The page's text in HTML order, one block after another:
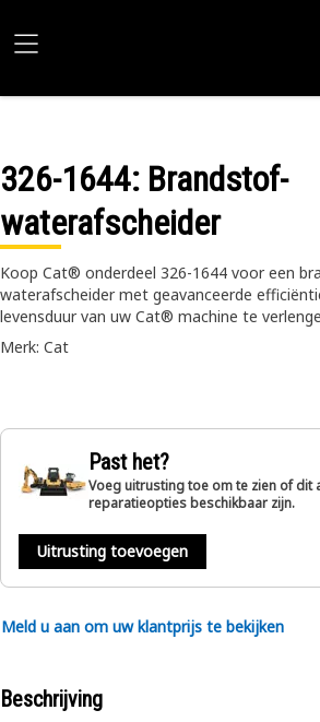
326-1644: Brandstof-
waterafscheider
Koop Cat® onderdeel 326-1644 voor een
waterafscheider met geavanceerde
levensduur van uw Cat® machine te
Merk: Cat
Past het?
Voeg uitrusting toe om te zien of dit
reparatieopties beschikbaar zijn.
Uitrusting toevoegen
Meld u aan om uw klantprijs te bekijken
Beschrijving